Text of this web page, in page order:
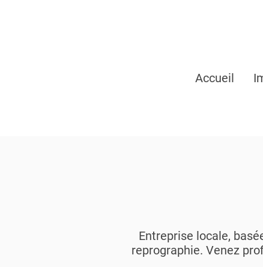
Accueil
Entreprise locale,
reprographie. Venez